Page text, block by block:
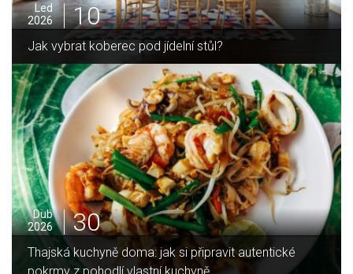
pod jídelní stůl?
Pro
2025
05
Dub
2026
30
Thajská kuchyně doma: jak si připravit autentické